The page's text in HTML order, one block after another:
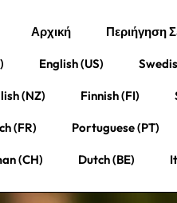
Αρχική Περιήγηση
English (US)
(NZ) Finnish (FI)
(FR) Portuguese (PT)
(CH) Dutch (BE)